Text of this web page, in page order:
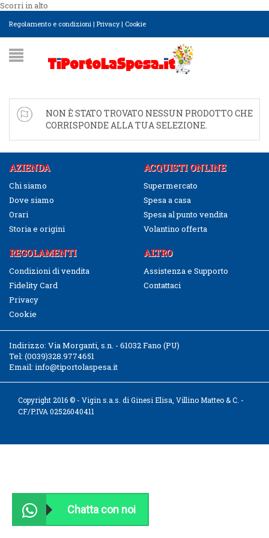
Scorri in alto
Regolamento e condizioni | Privacy| Cookie
NON È STATO TROVATO NESSUN PRODOTTO CHE
CORRISPONDE ALLA TUA SELEZIONE.
AZIENDA
Chi siamo
Dove siamo
Orari
Storia e origini
ACQUISTI ONLINE
Supermercato
Spesa a casa
Spesa al punto vendita
Volantino offerta
REGOLAMENTI
Condizioni di vendita
Fidelity Card
Privacy
Cookie
ALTRO
Assistenza e Supporto
Contattaci
Indirizzo: Via Morganti, s.n. - 61032 Fano (PU)
Tel: (0039)328.9774651
Email: info@tiportolaspesa.it
Copyright 2016 © - Vigin s.a.s. di Ginesi Elisa, Villino Matteo & C. -
CF/P.IVA 02526040411
Chatta con noi